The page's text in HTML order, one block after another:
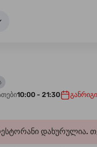
10:00 - 21:30 განრიგი
დახურულია.